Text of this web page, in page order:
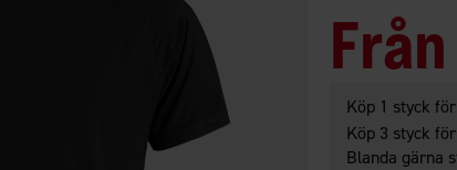
Från
Köp 1 styck för
Köp 3 styck för
Blanda gärna